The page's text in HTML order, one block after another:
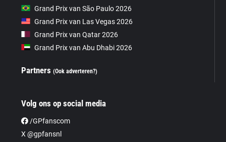
Grand Prix van São Paulo 2026
Grand Prix van Las Vegas 2026
Grand Prix van Qatar 2026
Grand Prix van Abu Dhabi 2026
Partners(Ook adverteren?)
Volg ons op social media
/GPfanscom
X @gpfansnl